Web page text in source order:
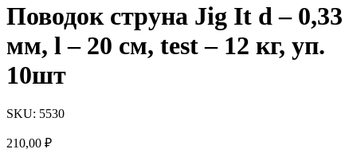
Поводок струна Jig It d – 0,33
мм, l – 20 см, test – 12 кг, уп.
10шт
SKU: 5530
210,00 ₽